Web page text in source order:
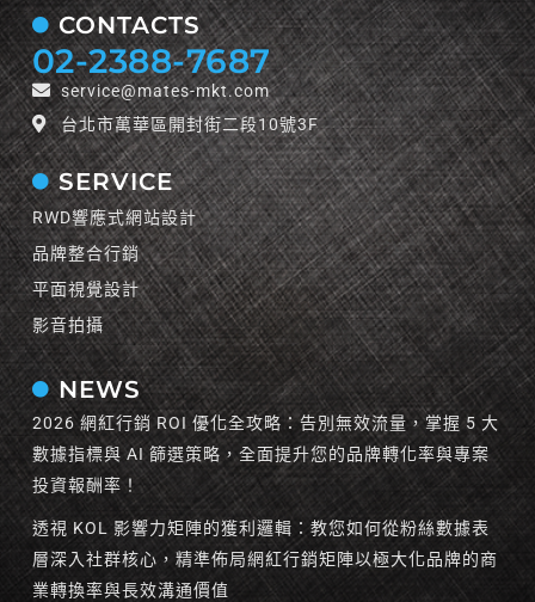
CONTACTS
02-2388-7687
service@mates-mkt.com
台北市萬華區開封街二段10號3F
SERVICE
RWD響應式網站設計
品牌整合行銷
平面視覺設計
影音拍攝
NEWS
2026 網紅行銷 ROI 優化全攻略：告別無效流量，掌握 5 大
數據指標與 AI 篩選策略，全面提升您的品牌轉化率與專案
投資報酬率！
透視 KOL 影響力矩陣的獲利邏輯：教您如何從粉絲數據表
層深入社群核心，精準佈局網紅行銷矩陣以極大化品牌的商
業轉換率與長效溝通價值